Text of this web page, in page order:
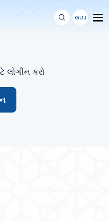
GUJ
લોગીન કરો